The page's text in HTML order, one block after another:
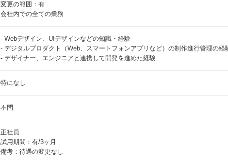
変更の範囲：有
会社内での全ての業務
- Webデザイン、UIデザインなどの知識・経験
- デジタルプロダクト（Web、スマートフォンアプリなど）の制作進行管理の経
- デザイナー、エンジニアと連携して開発を進めた経験
特になし
不問
正社員
試用期間：有/3ヶ月
備考：待遇の変更なし